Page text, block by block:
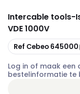
Intercable tools-
VDE 1000V
Kopiëren
Ref Cebeo 645000
Log in of maak
bestelinformatie te